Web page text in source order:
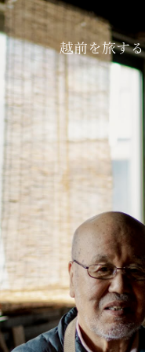
越前を旅する